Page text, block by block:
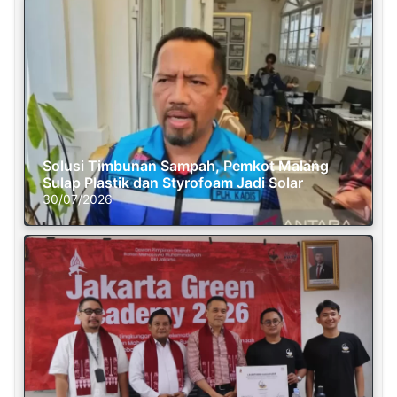
Solusi Timbunan Sampah, Pemkot Malang
Sulap Plastik dan Styrofoam Jadi Solar
30/07/2026